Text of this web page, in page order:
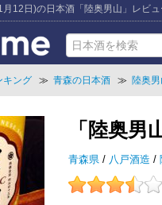
12日)の日本酒「陸奥男山」レビュ
キング ≫ 青森の日本酒 ≫ 陸奥
「陸奥男
青森県 / 八戸酒造 /